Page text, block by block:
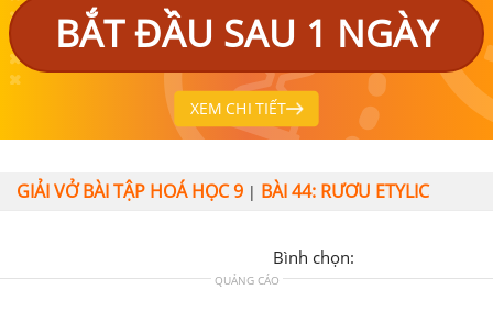
BẮT ĐẦU SAU 1 NGÀY
XEM CHI TIẾT
GIẢI VỞ BÀI TẬP HOÁ HỌC 9 | BÀI 44: RƯƠU ETYLIC
Bình chọn:
QUẢNG CÁO